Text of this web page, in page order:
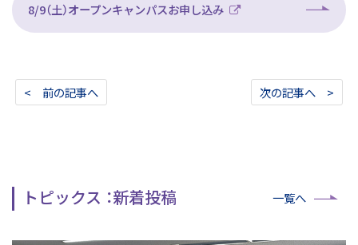
8/9（土）オープンキャンパスお申し込み
< 前の記事へ 次の記事へ >
トピックス ：新着投稿 一覧へ